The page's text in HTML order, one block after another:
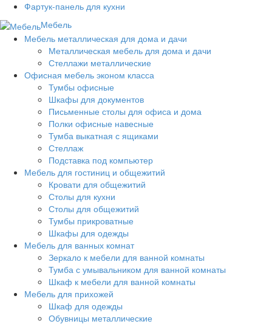
Фартук-панель для кухни
Мебель
Мебель металлическая для дома и дачи
Металлическая мебель для дома и дачи
Стеллажи металлические
Офисная мебель эконом класса
Тумбы офисные
Шкафы для документов
Письменные столы для офиса и дома
Полки офисные навесные
Тумба выкатная с ящиками
Стеллаж
Подставка под компьютер
Мебель для гостиниц и общежитий
Кровати для общежитий
Столы для кухни
Столы для общежитий
Тумбы прикроватные
Шкафы для одежды
Мебель для ванных комнат
Зеркало к мебели для ванной комнаты
Тумба с умывальником для ванной комнаты
Шкаф к мебели для ванной комнаты
Мебель для прихожей
Шкаф для одежды
Обувницы металлические